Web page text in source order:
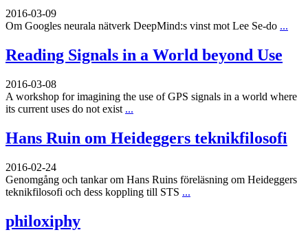
2016-03-09
Om Googles neurala nätverk DeepMind:s vinst mot Lee Se-do ...
Reading Signals in a World beyond Use
2016-03-08
A workshop for imagining the use of GPS signals in a world where
its current uses do not exist ...
Hans Ruin om Heideggers teknikfilosofi
2016-02-24
Genomgång och tankar om Hans Ruins föreläsning om Heideggers
teknikfilosofi och dess koppling till STS ...
philoxiphy